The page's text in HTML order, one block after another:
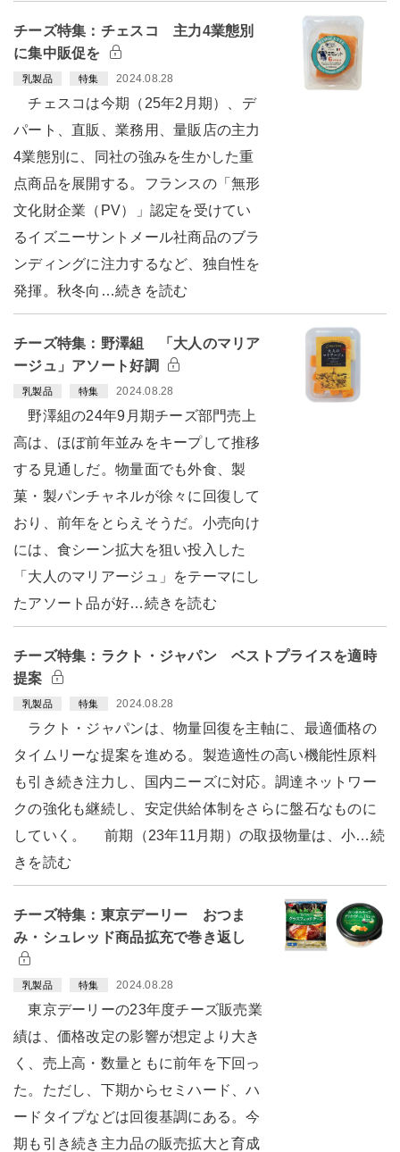
チーズ特集：チェスコ 主力4業態別
に集中販促を
乳製品 特集 2024.08.28
チェスコは今期（25年2月期）、デ
パート、直販、業務用、量販店の主力
4業態別に、同社の強みを生かした重
点商品を展開する。フランスの「無形
文化財企業（PV）」認定を受けてい
るイズニーサントメール社商品のブラ
ンディングに注力するなど、独自性を
発揮。秋冬向…続きを読む
チーズ特集：野澤組 「大人のマリア
ージュ」アソート好調
乳製品 特集 2024.08.28
野澤組の24年9月期チーズ部門売上
高は、ほぼ前年並みをキープして推移
する見通しだ。物量面でも外食、製
菓・製パンチャネルが徐々に回復して
おり、前年をとらえそうだ。小売向け
には、食シーン拡大を狙い投入した
「大人のマリアージュ」をテーマにし
たアソート品が好…続きを読む
チーズ特集：ラクト・ジャパン ベストプライスを適時
提案
乳製品 特集 2024.08.28
ラクト・ジャパンは、物量回復を主軸に、最適価格の
タイムリーな提案を進める。製造適性の高い機能性原料
も引き続き注力し、国内ニーズに対応。調達ネットワー
クの強化も継続し、安定供給体制をさらに盤石なものに
していく。 前期（23年11月期）の取扱物量は、小…続
きを読む
チーズ特集：東京デーリー おつま
み・シュレッド商品拡充で巻き返し
乳製品 特集 2024.08.28
東京デーリーの23年度チーズ販売業
績は、価格改定の影響が想定より大き
く、売上高・数量ともに前年を下回っ
た。ただし、下期からセミハード、ハ
ードタイプなどは回復基調にある。今
期も引き続き主力品の販売拡大と育成